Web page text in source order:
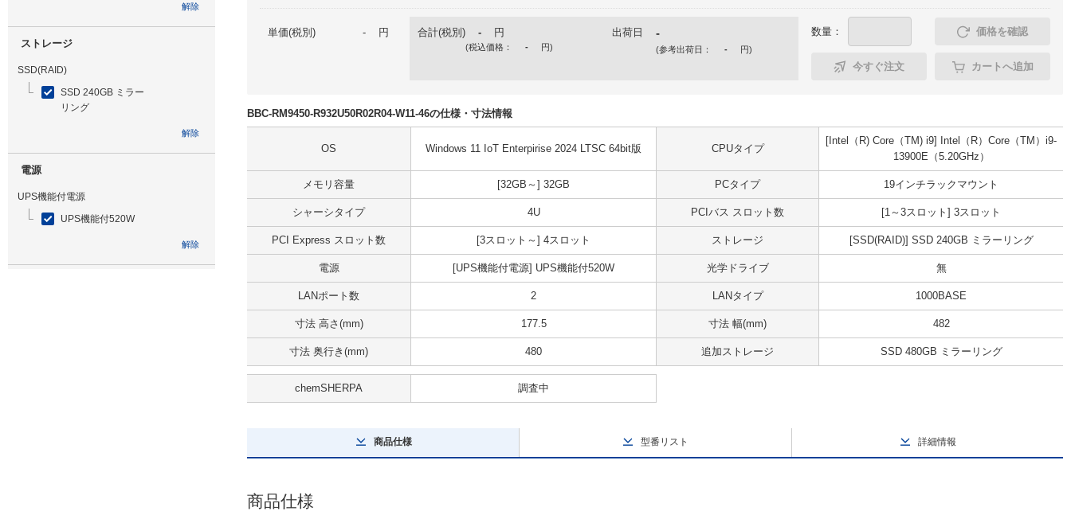
解除
ストレージ
SSD(RAID)
SSD 240GB ミラー
リング
解除
電源
UPS機能付電源
UPS機能付520W
解除
単価(税別) - 円 合計(税別) - 円
(税込価格： - 円)
出荷日 -
(参考出荷日： - 円)
数量： 価格を確認
今すぐ注文 カートへ追加
BBC-RM9450-R932U50R02R04-W11-46の仕様・寸法情報
OS Windows 11 IoT Enterpirise 2024 LTSC 64bit版 CPUタイプ
[Intel（R) Core（TM) i9] Intel（R）Core（TM）i9-
13900E（5.20GHz）
メモリ容量 [32GB～] 32GB PCタイプ 19インチラックマウント
シャーシタイプ 4U PCIバス スロット数 [1～3スロット] 3スロット
PCI Express スロット数 [3スロット～] 4スロット ストレージ [SSD(RAID)] SSD 240GB ミラーリング
電源 [UPS機能付電源] UPS機能付520W 光学ドライブ 無
LANポート数 2 LANタイプ 1000BASE
寸法 高さ(mm) 177.5 寸法 幅(mm) 482
寸法 奥行き(mm) 480 追加ストレージ SSD 480GB ミラーリング
chemSHERPA 調査中
商品仕様 型番リスト 詳細情報
商品仕様